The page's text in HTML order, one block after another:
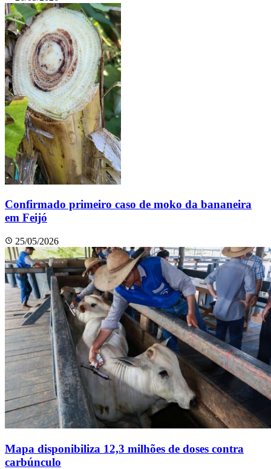
Confirmado primeiro caso de moko da bananeira
em Feijó
25/05/2026
Mapa disponibiliza 12,3 milhões de doses contra
carbúnculo